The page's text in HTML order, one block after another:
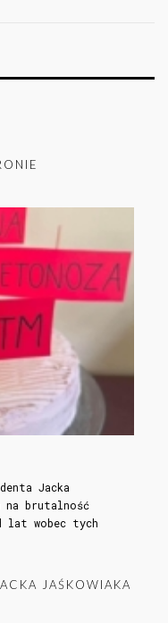
Jacka
na brutalność
lat wobec tych
JAŚKOWIAKA